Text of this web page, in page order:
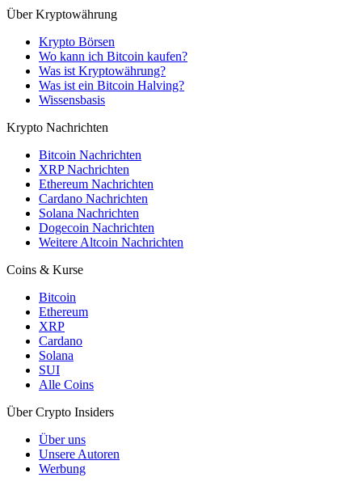
Über Kryptowährung
Krypto Börsen
Wo kann ich Bitcoin kaufen?
Was ist Kryptowährung?
Was ist ein Bitcoin Halving?
Wissensbasis
Krypto Nachrichten
Bitcoin Nachrichten
XRP Nachrichten
Ethereum Nachrichten
Cardano Nachrichten
Solana Nachrichten
Dogecoin Nachrichten
Weitere Altcoin Nachrichten
Coins & Kurse
Bitcoin
Ethereum
XRP
Cardano
Solana
SUI
Alle Coins
Über Crypto Insiders
Über uns
Unsere Autoren
Werbung